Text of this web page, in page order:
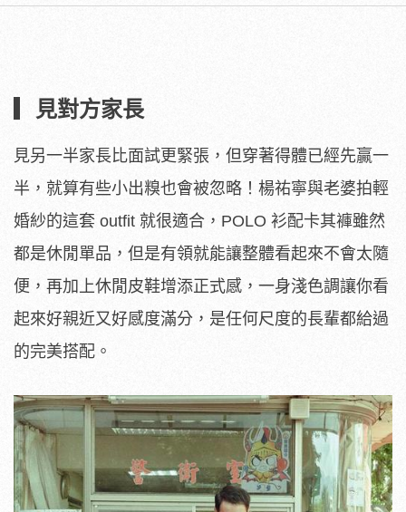
▎見對方家長
見另一半家長比面試更緊張，但穿著得體已經先贏一
半，就算有些小出糗也會被忽略！楊祐寧與老婆拍輕
婚紗的這套 outfit 就很適合，POLO 衫配卡其褲雖然
都是休閒單品，但是有領就能讓整體看起來不會太隨
便，再加上休閒皮鞋增添正式感，一身淺色調讓你看
起來好親近又好感度滿分，是任何尺度的長輩都給過
的完美搭配。